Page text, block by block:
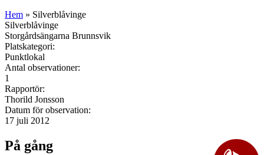
Hem » Silverblåvinge
Silverblåvinge
Storgårdsängarna Brunnsvik
Platskategori:
Punktlokal
Antal observationer:
1
Rapportör:
Thorild Jonsson
Datum för observation:
17 juli 2012
På gång